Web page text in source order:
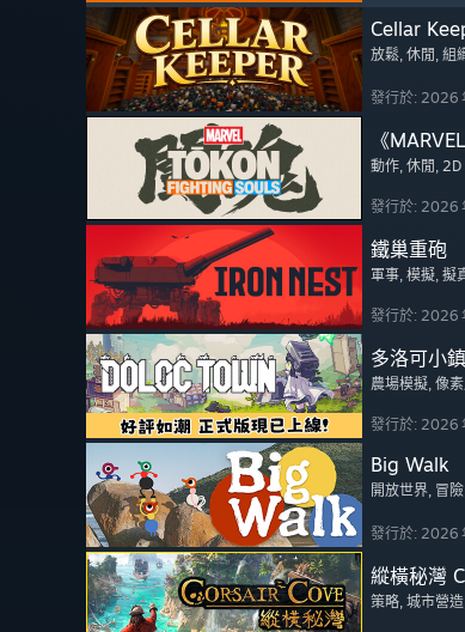
Cellar
放鬆, 休閒 , 組
發行於: 2026
《
動作, 休閒 , 2D
發行於: 2026
鐵巢重砲
軍事, 模擬, 擬
發行於: 2026
多洛可小鎮
農場模擬, 像
發行於: 2026
Big Walk
開放世界, 冒險
發行於: 2026
縱橫秘灣
策略, 城市營造